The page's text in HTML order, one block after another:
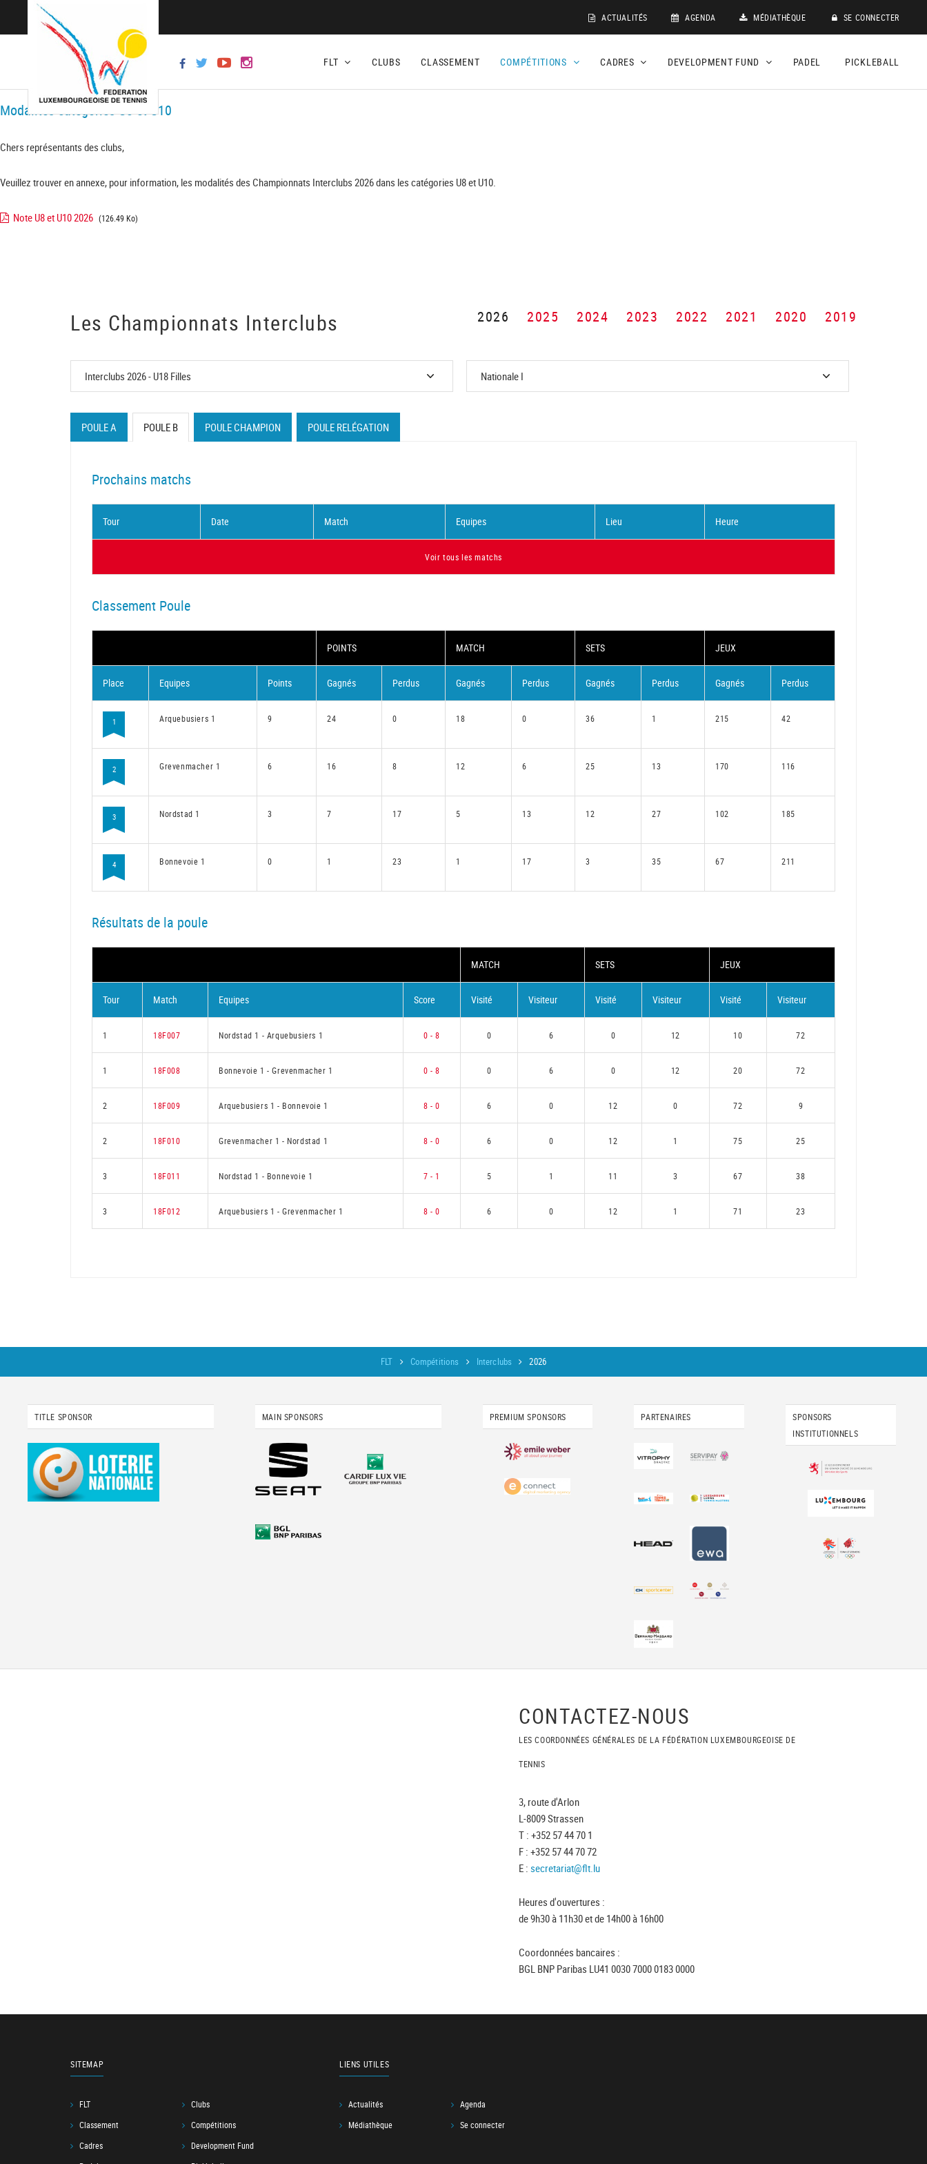
ACTUALITÉS AGENDA MÉDIATHÈQUE SE CONNECTER
FLT CLUBS CLASSEMENT COMPÉTITIONS CADRES DEVELOPMENT FUND PADEL PICKLEBALL
Modalités catégories U8 et U10
Chers représentants des clubs,
Veuillez trouver en annexe, pour information, les modalités des Championnats Interclubs 2026 dans les catégories U8 et U10.
Note U8 et U10 2026 (126.49 Ko)
Les Championnats Interclubs 2026 2025 2024 2023 2022 2021 2020 2019
POULE A POULE B POULE CHAMPION POULE RELÉGATION
Prochains matchs
Tour Date Match Equipes Lieu Heure
Voir tous les matchs
Classement Poule
POINTS MATCH SETS JEUX
Place Equipes Points Gagnés Perdus Gagnés Perdus Gagnés Perdus Gagnés Perdus
1 Arquebusiers 1 9 24 0 18 0 36 1 215 42
2 Grevenmacher 1 6 16 8 12 6 25 13 170 116
3 Nordstad 1 3 7 17 5 13 12 27 102 185
4 Bonnevoie 1 0 1 23 1 17 3 35 67 211
Résultats de la poule
MATCH SETS JEUX
Tour Match Equipes Score Visité Visiteur Visité Visiteur Visité Visiteur
1 18F007 Nordstad 1 - Arquebusiers 1 0 - 8 0 6 0 12 10 72
1 18F008 Bonnevoie 1-Grevenmacher 1 0 - 8 0 6 0 12 20 72
2 18F009 Arquebusiers 1 - Bonnevoie 1 8 - 0 6 0 12 0 72 9
2 18F010 Grevenmacher 1 - Nordstad 1 8 - 0 6 0 12 1 75 25
3 18F011 Nordstad 1 - Bonnevoie 1 7 - 1 5 1 11 3 67 38
3 18F012 Arquebusiers 1 -Grevenmacher 1 8 - 0 6 0 12 1 71 23
FLT Compétitions Interclubs 2026
TITLE SPONSOR MAIN SPONSORS PREMIUM SPONSORS PARTENAIRES
SPONSORS
INSTITUTIONNELS
CONTACTEZ-NOUS
LES COORDONNÉES GÉNÉRALES DE LA FÉDÉRATION LUXEMBOURGEOISE DE
TENNIS
3, route d'Arlon
L-8009 Strassen
T : +352 57 44 70 1
F : +352 57 44 70 72
E : secretariat@flt.lu
Heures d'ouvertures :
de 9h30 à 11h30 et de 14h00 à 16h00
Coordonnées bancaires :
BGL BNP Paribas LU41 0030 7000 0183 0000
SITEMAP
FLT
Clubs
Classement
Compétitions
Cadres
Development Fund
LIENS UTILES
Actualités
Agenda
Médiathèque
Se connecter